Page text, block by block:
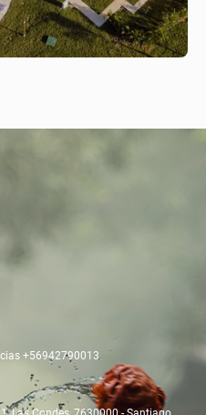
+56942790013